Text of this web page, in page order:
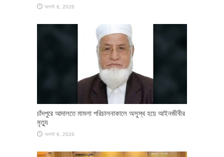
আগস্ট 6, 2026
চাঁদপুরে আদালতে মামলা পরিচালনাকালে অসুস্থ হয়ে আইনজীবীর
মৃত্যু
আগস্ট 6, 2026